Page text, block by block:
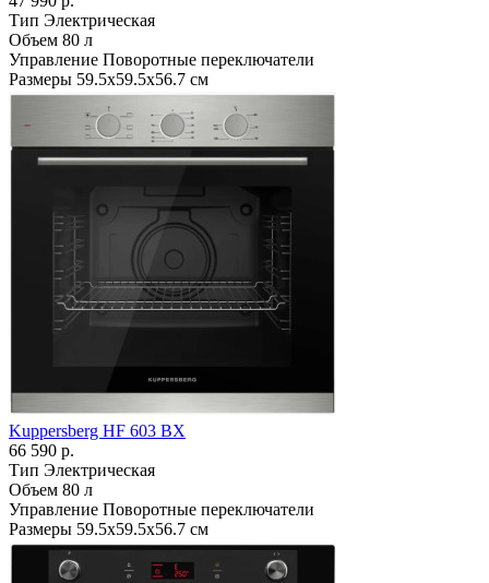
Тип Электрическая
Объем 80 л
Управление Поворотные переключатели
Размеры 59.5х59.5х56.7 см
Kuppersberg HF 603 BX
66 590 р.
Тип Электрическая
Объем 80 л
Управление Поворотные переключатели
Размеры 59.5х59.5х56.7 см